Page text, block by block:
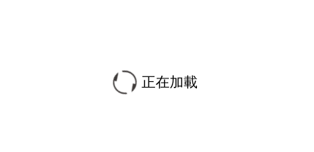
正在加載